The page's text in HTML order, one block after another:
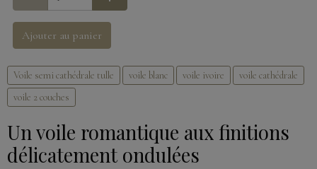
Ajouter au panier
Voile semi cathédrale tulle voile blanc voile ivoire
voile cathédrale
voile 2 couches
Un voile romantique aux finitions
délicatement ondulées